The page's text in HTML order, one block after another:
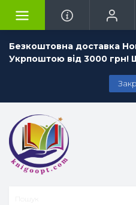
Безкоштовна доставка
Укрпоштою від 3000 грн!